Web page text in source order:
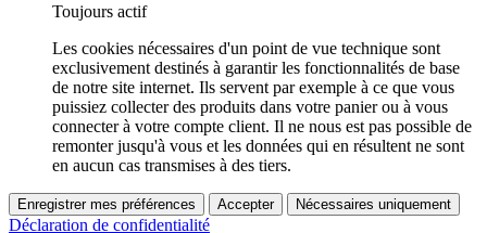
Toujours actif
Les cookies nécessaires d'un point de vue technique sont
exclusivement destinés à garantir les fonctionnalités de base
de notre site internet. Ils servent par exemple à ce que vous
puissiez collecter des produits dans votre panier ou à vous
connecter à votre compte client. Il ne nous est pas possible de
remonter jusqu'à vous et les données qui en résultent ne sont
en aucun cas transmises à des tiers.
Enregistrer mes préférences Accepter Nécessaires uniquement
Déclaration de confidentialité